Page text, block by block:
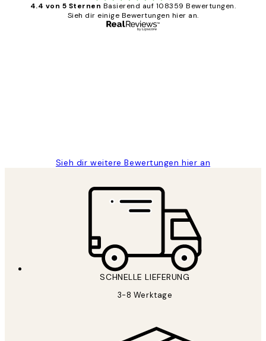
4.4 von 5 Sternen Basierend auf 108359 Bewertungen.
Sieh dir einige Bewertungen hier an.
Sieh dir weitere Bewertungen hier an
SCHNELLE LIEFERUNG
3-8 Werktage